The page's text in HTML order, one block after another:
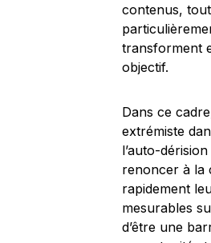
contenus,
transforment
objectif.
Dans ce
extrémiste
l’auto-
renoncer à la
rapidement
mesurables
d’être une